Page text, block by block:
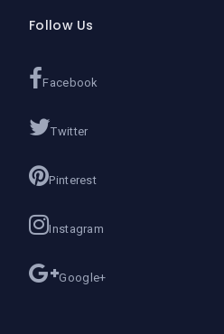
Follow Us
Facebook
Twitter
Pinterest
Instagram
Google+